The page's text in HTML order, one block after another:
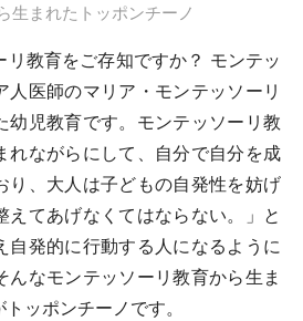
生まれたトッポンチーノ
リ教育をご存知ですか？ モンテッ
人医師のマリア・モンテッソーリ
幼児教育です。モンテッソーリ教
れながらにして、自分で自分を成
り、大人は子どもの自発性を妨げ
えてあげなくてはならない。」と
自発的に行動する人になるように
んなモンテッソーリ教育から生ま
ッポンチーノです。